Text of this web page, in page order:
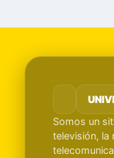
Somos un
televisión, la